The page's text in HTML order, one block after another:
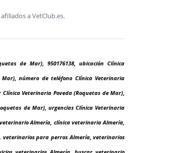
a VetClub.es.
de Mar), 950176138, ubicación Clínica
número de teléfono Clínica Veterinaria
Veterinaria Poveda (Roquetas de Mar),
de Mar), urgencias Clínica Veterinaria
Almería, clínica veterinaria Almería,
para perros Almería, veterinarios